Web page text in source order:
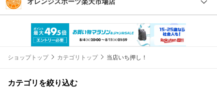
ショップトップ カテゴリトップ 当店いち押し！
カテゴリを絞り込む